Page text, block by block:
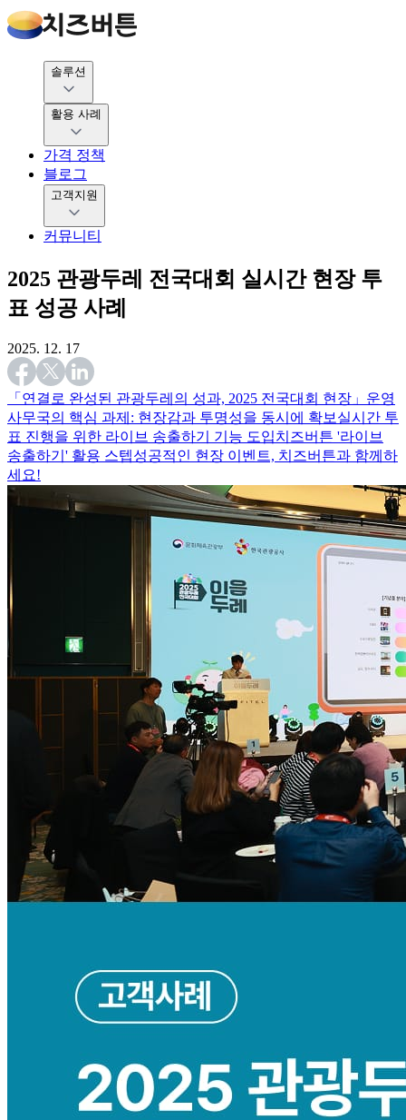
솔루션
활용 사례
가격 정책
블로그
고객지원
커뮤니티
2025 관광두레 전국대회 실시간 현장 투
표 성공 사례
2025. 12. 17
「연결로 완성된 관광두레의 성과, 2025 전국대회 현장」 운영
사무국의 핵심 과제: 현장감과 투명성을 동시에 확보 실시간 투
표 진행을 위한 라이브 송출하기 기능 도입치즈버튼 '라이브
송출하기' 활용 스텝성공적인 현장 이벤트, 치즈버튼과 함께하
세요!